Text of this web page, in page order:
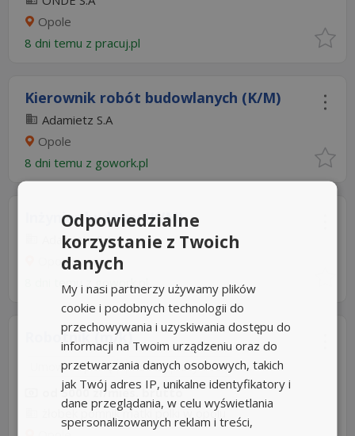
Opole
8 dni temu z pracuj.pl
Kierownik robót budowlanych (K/M)
Adamietz S.A
Opole
8 dni temu z gowork.pl
Inżynier budowy (K/M)
Adamietz S.A
Opole
8 dni temu z
gowork.pl
Robotnik (m/k)
Umowa o pracę Rodzaj pracy: Stała
od 5000 zł/mies. brutto
żłobek pomnik matki polki w opolu
Odpowiedzialne
korzystanie z Twoich
danych
My i nasi partnerzy używamy plików
cookie i podobnych technologii do
przechowywania i uzyskiwania dostępu do
informacji na Twoim urządzeniu oraz do
przetwarzania danych osobowych, takich
jak Twój adres IP, unikalne identyfikatory i
dane przeglądania, w celu wyświetlania
spersonalizowanych reklam i treści,